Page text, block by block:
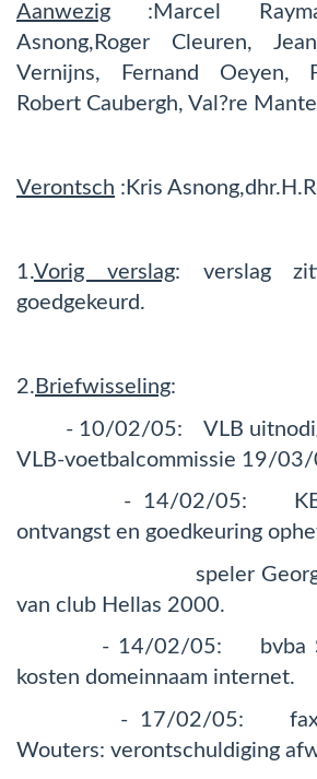
Aanwezig :Marcel
Asnong,Roger Cleuren,
Vernijns, Fernand Oeyen,
Robert Caubergh, Val?re
Verontsch :Kris
1.Vorig verslag: verslag
goedgekeurd.
2. Briefwisseling:
- 10/02/05: VLB
VLB-voetbalcommissie 19/
- 14/02/05: KBVB
ontvangst en goedkeuring
speler Georgios
van club Hellas 2000.
- 14/02/05: bvba
kosten domeinnaam internet.
- 17/02/05: fax
Wouters: verontschuldiging